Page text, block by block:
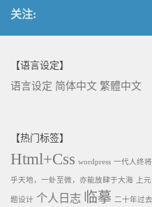
关注:
【语言设定】
语言设定 简体中文 繁體中文
【热门标签】
Html+Css wordpress 一代人终
乎天地，一虲至微，亦能放肆于大海 上
题设计 个人日志 临摹 二十年过